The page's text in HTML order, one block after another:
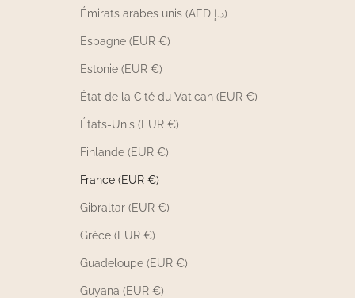
Émirats arabes unis (AED د.إ)
Espagne (EUR €)
Estonie (EUR €)
État de la Cité du Vatican (EUR €)
États-Unis (EUR €)
Finlande (EUR €)
France (EUR €)
Gibraltar (EUR €)
Grèce (EUR €)
Guadeloupe (EUR €)
Guyana (EUR €)